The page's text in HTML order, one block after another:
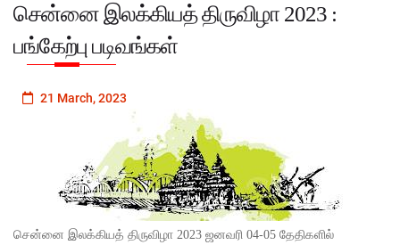
சென்னை இலக்கியத் திருவிழா 2023 :
பங்கேற்பு படிவங்கள்
21 March, 2023
சென்னை இலக்கியத் திருவிழா 2023 ஜனவரி 04-05 தேதிகளில்